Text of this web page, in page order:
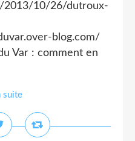
2013/10/26/dutroux-
blog.com/
Var : comment en
suite